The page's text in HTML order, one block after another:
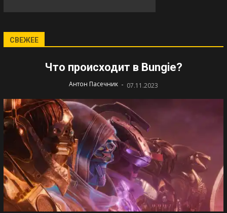
СВЕЖЕЕ
Что происходит в Bungie?
Антон Пасечник - 07.11.2023